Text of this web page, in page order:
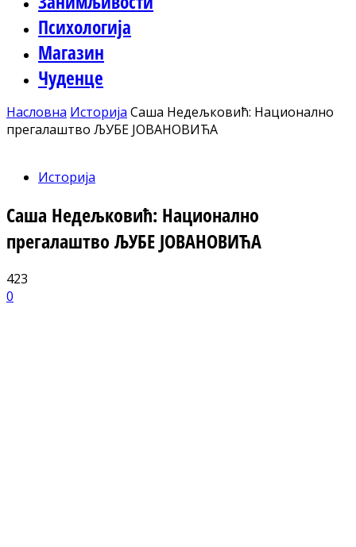
Психологија
Магазин
Чуденце
Насловна Историја Саша Недељковић: Национално
прегалаштво ЉУБЕ ЈОВАНОВИЋА
Историја
Саша Недељковић: Национално
прегалаштво ЉУБЕ ЈОВАНОВИЋА
423
0